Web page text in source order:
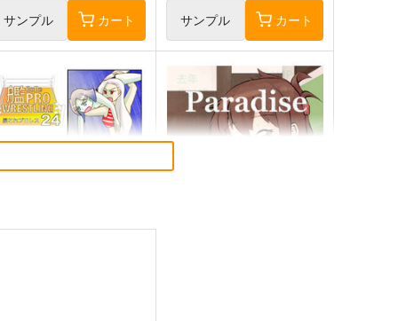
サンプル カート サンプル カート